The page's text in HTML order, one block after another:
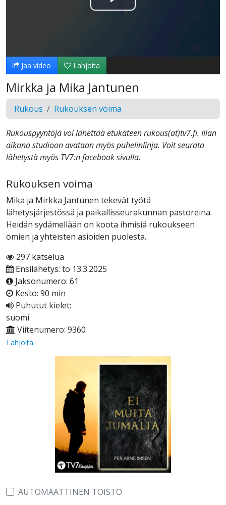
Toista
Jaa video Lahjoita
Mirkka ja Mika Jantunen
Rukous Rukouksen voima
Rukouspyyntöjä voi lähettää etukäteen rukous(at)tv7.fi. Illan
aikana studioon avataan myös puhelinlinja. Voit seurata
lähetystä myös TV7:n facebook sivulla.
Rukouksen voima
Mika ja Mirkka Jantunen tekevät työtä
lähetysjärjestössä ja paikallisseurakunnan pastoreina.
Heidän sydämellään on koota ihmisiä rukoukseen
omien ja yhteisten asioiden puolesta.
297 katselua
Ensilähetys: to 13.3.2025
Jaksonumero: 61
Kesto: 90 min
Puhutut kielet:
suomi
Viitenumero: 9360
Lahjoita
AUTOMAATTINEN TOISTO